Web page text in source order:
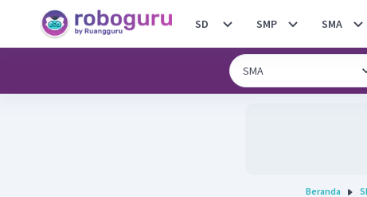
SD SMP SMA
Beranda